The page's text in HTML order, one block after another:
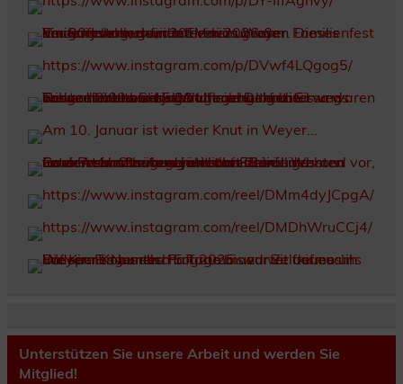
Unterstützen Sie unsere Arbeit und werden Sie
Mitglied!